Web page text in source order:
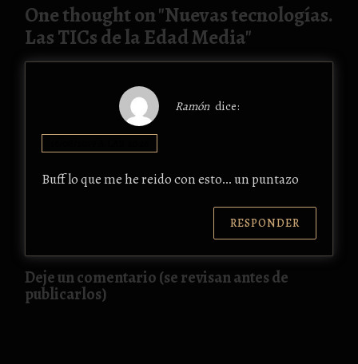
One thought on "Nuevas tecnologías.
Las TICs de la Edad Media"
Ramón dice:
Buff lo que me he reido con esto… un puntazo
RESPONDER
Deje un comentario (se revisan antes de
publicarlos)